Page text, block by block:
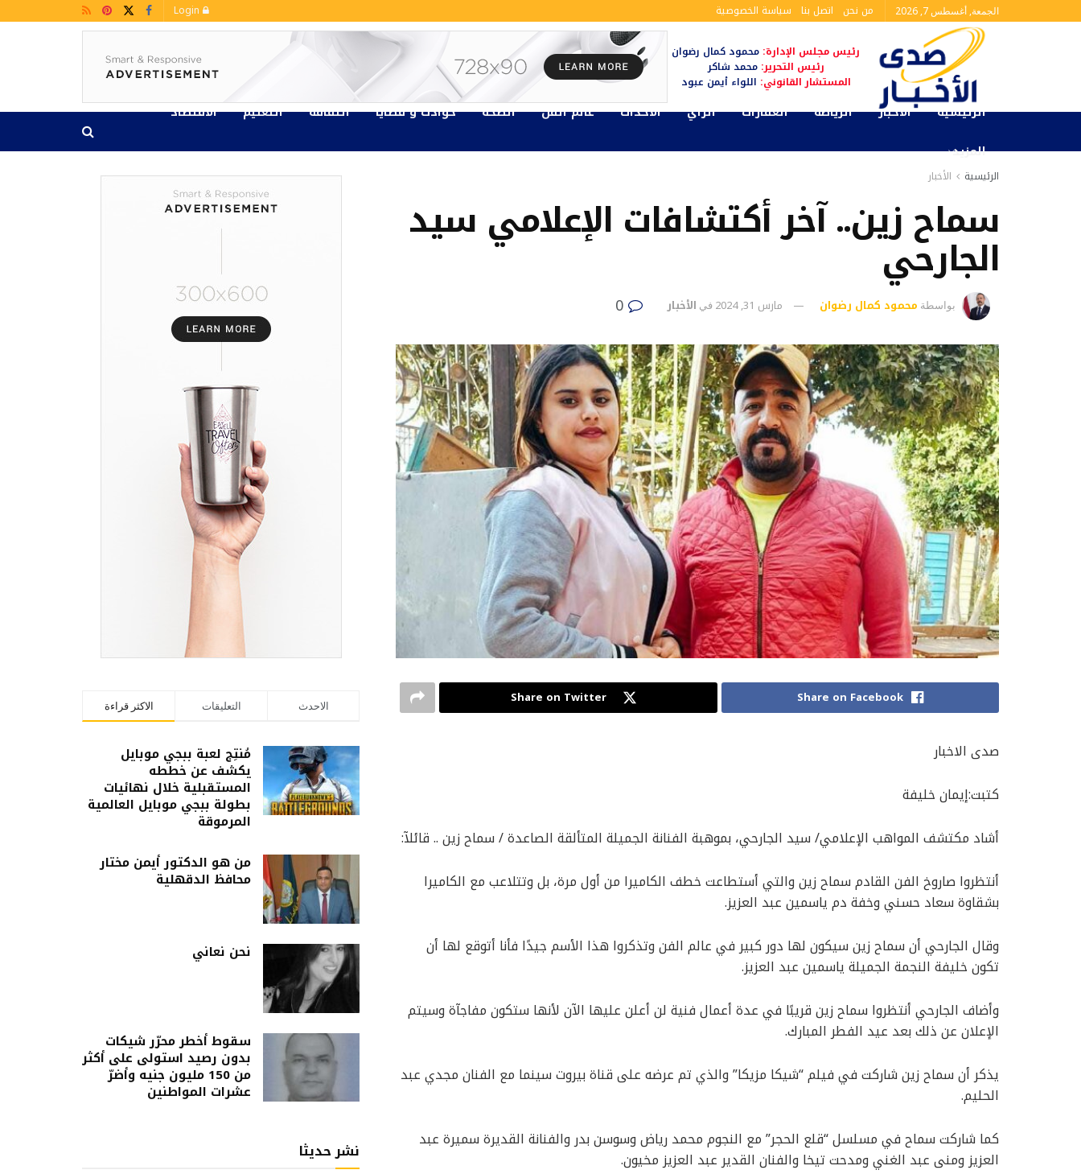
الجمعة, أغسطس 7, 2026 من نحن اتصل بنا سياسة الخصوصية
رئيس مجلس الإدارة: محمود كمال رضوان
رئيس التحرير:محمد شاكر
المستشار القانوني: اللواء أيمن عبود
الرئيسية الأخبار الرياضة العقارات الرأي الأحداث عالم الفن الصحة حوادث و قضايا الثقافة التعليم
الاقتصاد
المزيد
الرئيسية الأخبار
سماح زين.. آخر أكتشافات الإعلامي سيد
الجارحي
بواسطة محمود كمال رضوان مارس 31, 2024 في الأخبار
Share on Facebook
Share on Twitter
صدى الاخبار
كتبت:إيمان خليفة
أشاد مكتشف المواهب الإعلامي/ سيد الجارحي، بموهبة الفنانة الجميلة المتألقة الصاعدة / سماح زين .. قائلآ:
أنتظروا صاروخ الفن القادم سماح زين والتي أستطاعت خطف الكاميرا من أول مرة، بل وتتلاعب مع الكاميرا
بشقاوة سعاد حسني وخفة دم ياسمين عبد العزيز.
وقال الجارحي أن سماح زين سيكون لها دور كبير في عالم الفن وتذكروا هذا الأسم جيدًا فأنا أتوقع لها أن
تكون خليفة النجمة الجميلة ياسمين عبد العزيز.
وأضاف الجارحي أنتظروا سماح زين قريبًا في عدة أعمال فنية لن أعلن عليها الآن لأنها ستكون مفاجآة وسيتم
الإعلان عن ذلك بعد عيد الفطر المبارك.
يذكر أن سماح زين شاركت في فيلم “شيكا مزيكا” والذي تم عرضه على قناة بيروت سينما مع الفنان مجدي عبد
الحليم.
كما شاركت سماح في مسلسل “قلع الحجر” مع النجوم محمد رياض وسوسن بدر والفنانة القديرة سميرة عبد
العزيز ومنى عبد الغني ومدحت تيخا والفنان القدير عبد العزيز مخيون.
الاكثر قراءة التعليقات الاحدث
مُنتِج لعبة ببجي موبايل
يكشف عن خططه
المستقبلية خلال نهائيات
بطولة ببجي موبايل العالمية
المرموقة
من هو الدكتور أيمن مختار
محافظ الدقهلية
نحن نعاني
سقوط أخطر محرّر شيكات
بدون رصيد استولى على أكثر
من 150 مليون جنيه وأضرّ
عشرات المواطنين
نشر حديثا